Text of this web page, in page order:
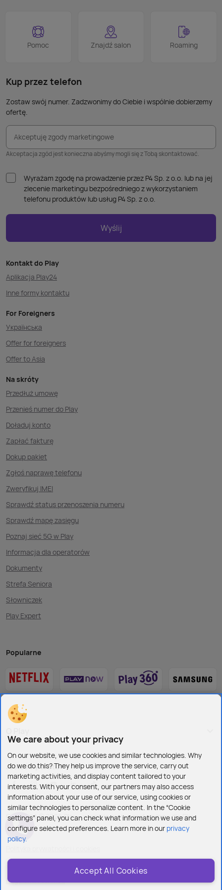
Pomoc Znajdź salon Roaming
Kup przez telefon
Zostaw swój numer. Zadzwonimy do Ciebie i wspólnie dobierzemy
ofertę.
Akceptuję zgody marketingowe
Akceptacja zgód jest konieczna abyśmy mogli się z Tobą skontaktować.
Wyrażam zgodę na prowadzenie przez P4 Sp. z o.o. lub na jej
zlecenie marketingu bezpośredniego z wykorzystaniem
telefonu produktów lub usług P4 Sp. z o.o.
Wyślij
Kontakt do Play
Aplikacja Play24
Inne formy kontaktu
For Foreigners
Українська
Offer for foreigners
Offer to Asia
Na skróty
Przedłuż umowę
Przenieś numer do Play
Doładuj konto
Zapłać fakturę
Dokup pakiet
Zgłoś naprawę telefonu
Zweryfikuj IMEI
Sprawdź status przenoszenia numeru
Sprawdź mapę zasięgu
Poznaj sieć 5G w Play
Informacja dla operatorów
Dokumenty
Strefa Seniora
Słowniczek
Play Expert
Popularne
Jesteśmy też tu:
Copyright © 2026 Play - wszelkie prawa zastrzeżone dla Play
Ustawienia plików cookies
Regulamin serwisu
We care about your privacy
On our website, we use cookies and similar technologies. Why
do we do this? They help us improve the service, carry out
marketing activities, and display content tailored to your
interests. With your consent, our partners may also access
information about your use of our service, using cookies or
similar technologies to personalize content. In the “Cookie
settings” panel, you can check what information we use and
configure selected preferences. Learn more in our privacy
policy.
Accept All Cookies